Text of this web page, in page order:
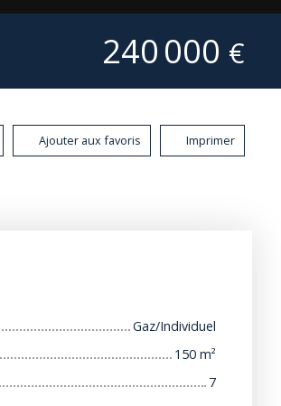
240 000 €
Ajouter aux favoris Imprimer
Gaz/Individuel
150 m²
7